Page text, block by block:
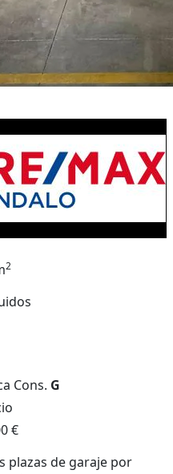
2
Cons. G
€
plazas de garaje por